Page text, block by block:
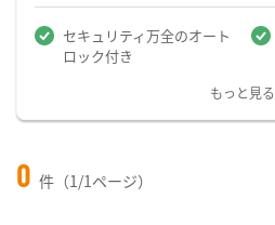
セキュリティ万全のオート
ロック付き
もっと見る
0 件（1/1ページ）